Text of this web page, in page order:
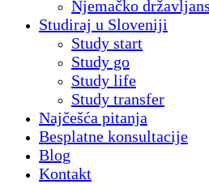
Njemačko
Studiraj u Sloveniji
Study start
Study go
Study life
Study transfer
Najčešća pitanja
Besplatne konsultacije
Blog
Kontakt